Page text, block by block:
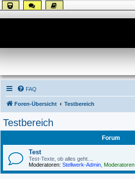
FAQ
Foren-Übersicht Testbereich
Testbereich
Forum
Test
Test-Texte, ob alles geht....
Moderatoren: Stellwerk-Admin Moderatoren